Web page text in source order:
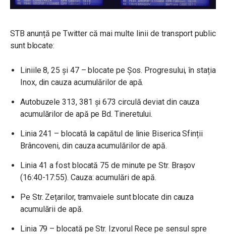
STB anunță pe Twitter că mai multe linii de transport public
sunt blocate:
Liniile 8, 25 și 47 – blocate pe Șos. Progresului, în stația
Inox, din cauza acumulărilor de apă.
Autobuzele 313, 381 și 673 circulă deviat din cauza
acumulărilor de apă pe Bd. Tineretului.
Linia 241 – blocată la capătul de linie Biserica Sfinții
Brâncoveni, din cauza acumulărilor de apă.
Linia 41 a fost blocată 75 de minute pe Str. Brașov
(16:40-17:55). Cauza: acumulări de apă.
Pe Str. Zețarilor, tramvaiele sunt blocate din cauza
acumulării de apă.
Linia 79 – blocată pe Str. Izvorul Rece pe sensul spre